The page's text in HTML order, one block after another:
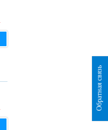
Обратная связь